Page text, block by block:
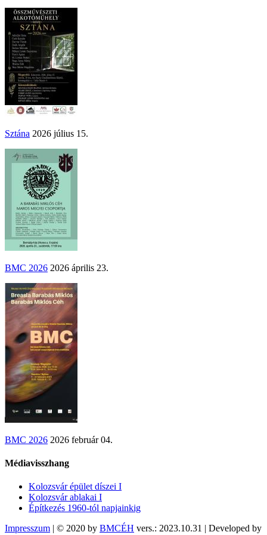
Sztána 2026 július 15.
BMC 2026 2026 április 23.
BMC 2026 2026 február 04.
Médiavisszhang
Kolozsvár épület díszei I
Kolozsvár ablakai I
Építkezés 1960-tól napjainkig
Impresszum | © 2020 by BMCÉH vers.: 2023.10.31 | Developed by